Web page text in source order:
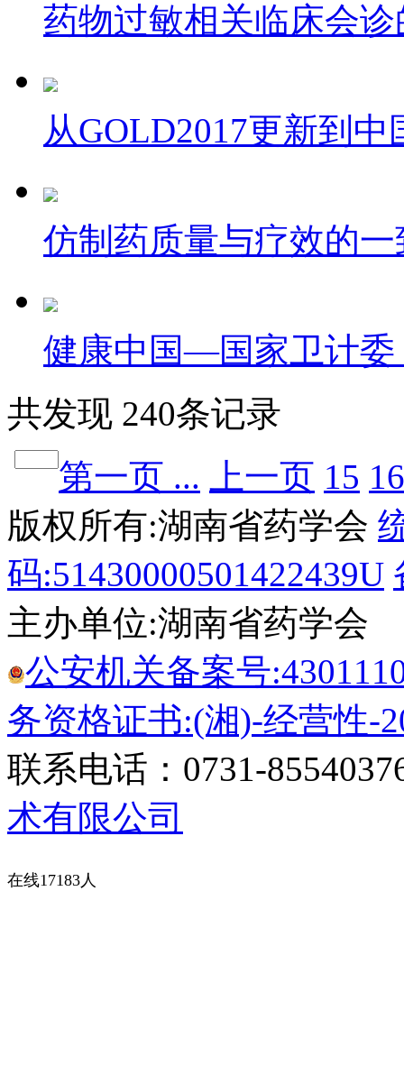
药物过敏相关临床会
从GOLD2017更新到中
仿制药质量与疗效的
健康中国—国家卫计委
共发现 240条记录
第一页 ...
上一页 15 16
版权所有:湖南省药学会
码:51430000501422439U
主办单位:湖南省药学会
公安机关备案号
务资格证书:(湘)-经营性-
联系电话：0731-
术有限公司
在线17183人